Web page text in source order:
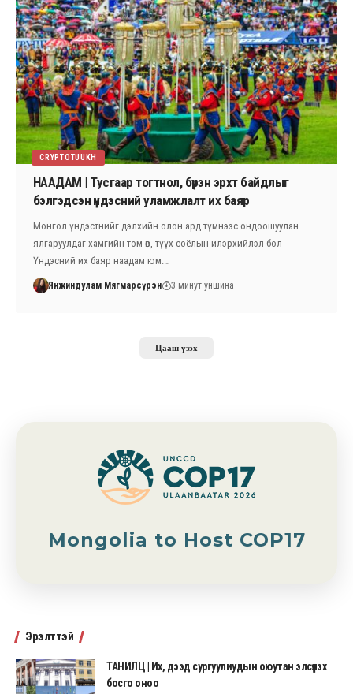
CRYPTOTUUKH
НААДАМ | Тусгаар тогтнол, бүрэн эрхт байдлыг
бэлгэдсэн үндэсний уламжлалт их баяр
Монгол үндэстнийг дэлхийн олон ард түмнээс ондоошуулан
ялгаруулдаг хамгийн том өв, түүх соёлын илэрхийлэл бол
Үндэсний их баяр наадам юм.…
Янжиндулам Мягмарсүрэн 3 минут уншина
Цааш үзэх
Mongolia to Host COP17
Эрэлттэй
ТАНИЛЦ | Их, дээд сургуулиудын оюутан элсүүлэх
босго оноо